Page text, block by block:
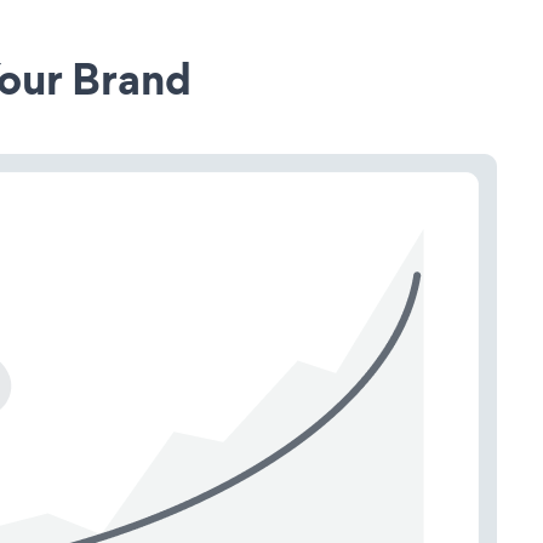
Brand